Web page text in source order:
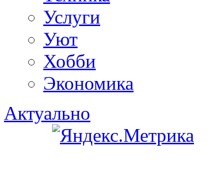
Услуги
Уют
Хобби
Экономика
Актуально